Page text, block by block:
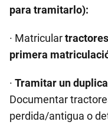
para tramitarlo):
· Matricular
primera
· Tramitar un
Documentar
perdida/antigua o